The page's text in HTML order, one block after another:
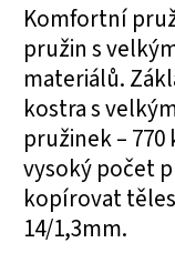
Komfortní
pružin s
materiálů.
kostra s
pružinek –
vysoký počet
kopírovat
14/1,3mm.